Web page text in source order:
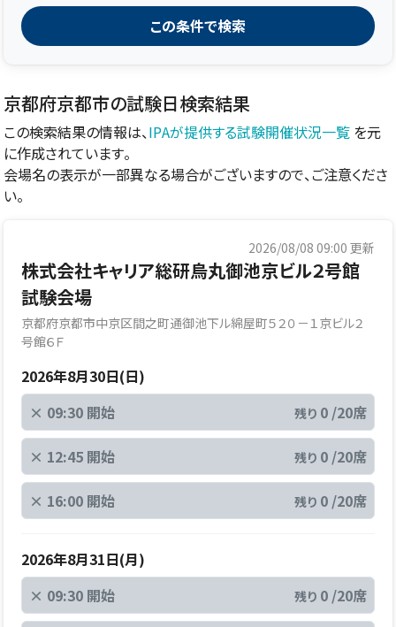
この条件で検索
京都府京都市の試験日検索結果
この検索結果の情報は、IPAが提供する試験開催状況一覧を元
に作成されています。
会場名の表示が一部異なる場合がございますので、ご注意くださ
い。
2026/08/08 09:00 更新
株式会社キャリア総研烏丸御池京ビル２号館
試験会場
京都府京都市中京区間之町通御池下ル綿屋町５２０－１京ビル２
号館６Ｆ
2026年8月30日(日)
× 09:30 開始 残り0 /20席
× 12:45 開始 残り0 /20席
× 16:00 開始 残り0 /20席
2026年8月31日(月)
× 09:30 開始 残り0 /20席